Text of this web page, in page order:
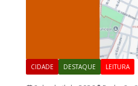
CIDADE DESTAQUE LEITURA